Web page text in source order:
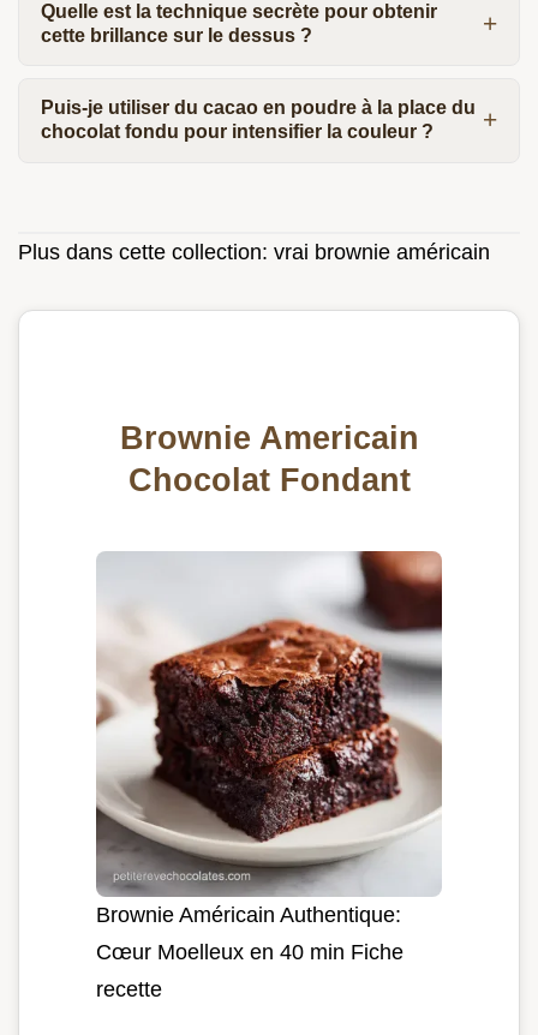
Quelle est la technique secrète pour obtenir
cette brillance sur le dessus ?
Puis-je utiliser du cacao en poudre à la place du
chocolat fondu pour intensifier la couleur ?
Plus dans cette collection: vrai brownie américain
Brownie Americain
Chocolat Fondant
Brownie Américain Authentique:
Cœur Moelleux en 40 min Fiche
recette